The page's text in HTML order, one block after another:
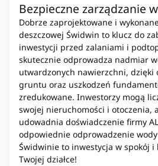
Bezpieczne zarządzanie
Dobrze zaprojektowane i
deszczowej Świdwin to klucz do
inwestycji przed zalaniami i
skutecznie odprowadza nadmiar
utwardzonych nawierzchni, dzięki
gruntu oraz uszkodzeń
zredukowane. Inwestorzy mogą
swojej nieruchomości i otoczenia,
udowadnia doświadczenie firmy
odpowiednie odprowadzenie
Świdwinie to inwestycja w spokój i
Twojej działce!